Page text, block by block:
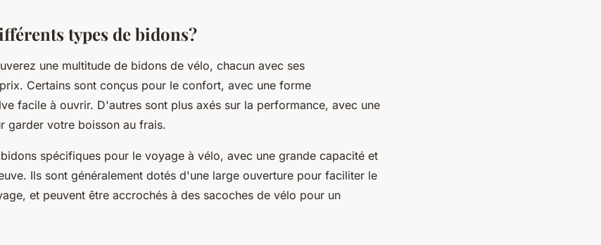
types de bidons?
une multitude de bidons de vélo, chacun avec ses
Certains sont conçus pour le confort, avec une forme
facile à ouvrir. D'autres sont plus axés sur la performance, avec une
garder votre boisson au frais.
spécifiques pour le voyage à vélo, avec une grande capacité et
Ils sont généralement dotés d'une large ouverture pour faciliter le
et peuvent être accrochés à des sacoches de vélo pour un